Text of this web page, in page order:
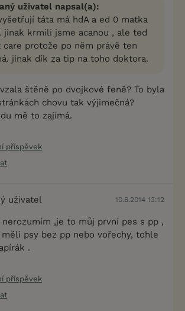
uživatel napsal(a):
táta má hdA a ed 0 matka
jinak krmili jsme acanou , ale ted
protože po něm právě ten
jinak dík za tip na toho doktora.
štěně po dvojkové feně? To byla
chovu tak výjimečná?
mě to zajímá.
příspěvek
uživatel 10.6.2014 13:12
,je to můj první pes s pp ,
psy bez pp nebo vořechy, tohle
.
příspěvek